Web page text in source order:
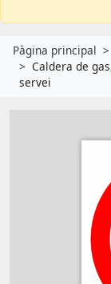
Pàgina principal
Caldera de
servei